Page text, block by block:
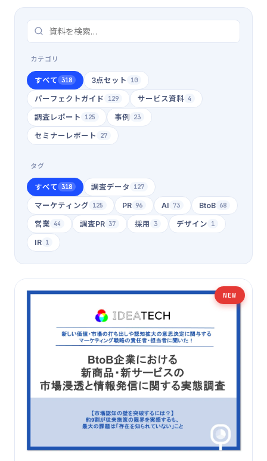
カテゴリ
すべて 318 3点セット 10
パーフェクトガイド 129 サービス資料 4
調査レポート 125 事例 23
セミナーレポート 27
タグ
すべて 318 調査データ 127
マーケティング 125 PR 96 AI 73 BtoB 68
営業 44 調査PR 37 採用 3 デザイン 1
IR 1
NEW